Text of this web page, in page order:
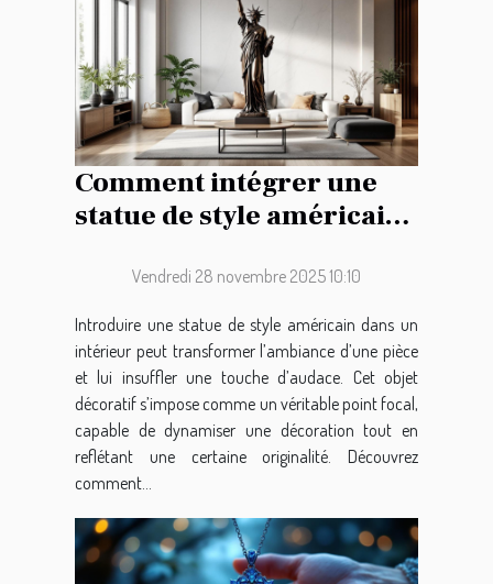
Comment intégrer une
statue de style américain
intérieure ?
Vendredi 28 novembre 2025 10:10
Introduire une statue de style américain dans un
intérieur peut transformer l’ambiance d’une pièce
et lui insuffler une touche d’audace. Cet objet
décoratif s’impose comme un véritable point focal,
capable de dynamiser une décoration tout en
reflétant une certaine originalité. Découvrez
comment...